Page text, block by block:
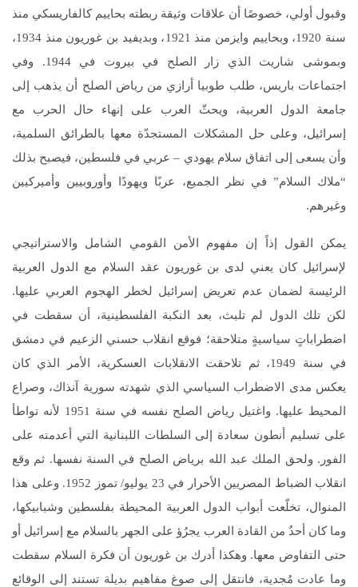
وقبول أولي، خصوصًا أن علاقات وثيقة ربطته بحاييم كالفاريسكي منذ
سنة 1920، وبحاييم وايزمن منذ 1921، وبديفيد بن غوريون منذ 1934،
وبموشى شاريت الذي زار الصلح في بيروت في 1944. وفي
اجتماعات باريس، طلب طوبيا أرازي من رياض الصلح أن يذهب إلى
جامعة الدول العربية، ويحثّ العرب على إنهاء حال الحرب مع
إسرائيل، وعلى حل المشكلات المستجدّة معها بالطرائق السلمية،
وأن يسعى إلى اتفاق سلام يهودي – عربي في فلسطين، فيصبح بذلك
“ملاك السلام” في نظر الجميع، عربًا ويهودًا وأوروبيين وأميركيين
وغيرهم.
يمكن القول إذاً إن مفهوم الأمن القومي الشامل والاستراتيجي
لإسرائيل كان يعني لدى بن غوريون عقد السلام مع الدول العربية
الرئيسة لضمان عدم تعريض إسرائيل لخطر الهجوم العربي عليها.
لكن تلك الدول لم تلبث، بعد النكبة الفلسطينية، أن سقطت في
اضطراباتٍ سياسيةٍ متلاحقة؛ فوقع انقلاب حسني الزعيم في دمشق
في سنة 1949، ثم تلاحقت الانقلابات العسكرية، الأمر الذي كان
يعكس مدى الاضطراب السياسي الذي شهدته سورية آنذاك، وصراع
المحيط عليها. واغتيل رياض الصلح نفسه في سنة 1951 لأنه تواطأ
على تسليم أنطون سعادة إلى السلطات اللبنانية التي أعدمته على
الفور. ولحق الملك عبد الله برياض الصلح في السنة نفسها. ثم وقع
انقلاب الضباط المصريين الأحرار في 23 يوليو/ تموز 1952. وعلى هذا
المنوال، تخلّعت أبواب الدول العربية المحيطة بفلسطين وشبابيكها،
وما كان أحدٌ من القادة العرب يجرُؤ على الجهر بالسلام مع إسرائيل أو
حتى التفاوض معها. وهكذا أدرك بن غوريون أن فكرة السلام سقطت
وما عادت مُجدية، فانتقل إلى صوغ مفاهيم بديلة تستند إلى الوقائع